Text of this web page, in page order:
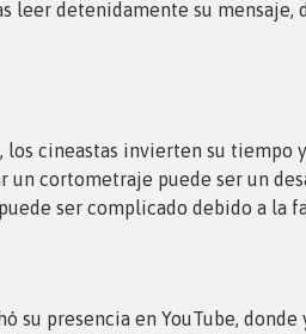
detenidamente su mensaje,
cineastas invierten su tiempo
cortometraje puede ser un
ser complicado debido a la
presencia en YouTube,